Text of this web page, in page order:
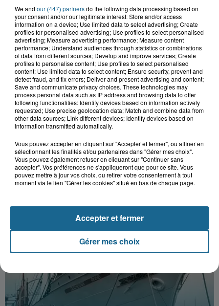
10h51
Outreau : un adolescent de 15 ans
victime d'un accident de trottinette
9h14
Des soucis sur les routes entre
Herzeele et Wormhout à partir de ce...
We and our (447) partnersdo the following data processing based on
your consent and/or our legitimate interest: Store and/or access
information on a device; Use limited data to select advertising; Create
profiles for personalised advertising; Use profiles to select personalised
advertising; Measure advertising performance; Measure content
performance; Understand audiences through statistics or combinations
of data from different sources; Develop and improve services; Create
profiles to personalise content; Use profiles to select personalised
content; Use limited data to select content; Ensure security, prevent and
detect fraud, and fix errors; Deliver and present advertising and content;
Save and communicate privacy choices. These technologies may
process personal data such as IP address and browsing data to offer
following functionalities: Identify devices based on information actively
requested; Use precise geolocation data; Match and combine data from
other data sources; Link different devices; Identify devices based on
information transmitted automatically.
Vous pouvez accepter en cliquant sur "Accepter et fermer", ou affiner en
sélectionnant les finalités et/ou partenaires dans "Gérer mes choix".
Vous pouvez également refuser en cliquant sur "Continuer sans
accepter". Vos préférences ne s'appliqueront que pour ce site. Vous
pouvez mettre à jour vos choix, ou retirer votre consentement à tout
moment via le lien "Gérer les cookies" situé en bas de chaque page.
Gérer mes choix
Accepter et fermer